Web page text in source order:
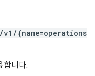
{name=operations
합니다.